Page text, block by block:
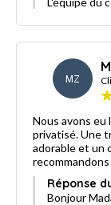
MZ
Nous avons eu
privatisé. Une
adorable et un
recommandons
Réponse
Bonjour